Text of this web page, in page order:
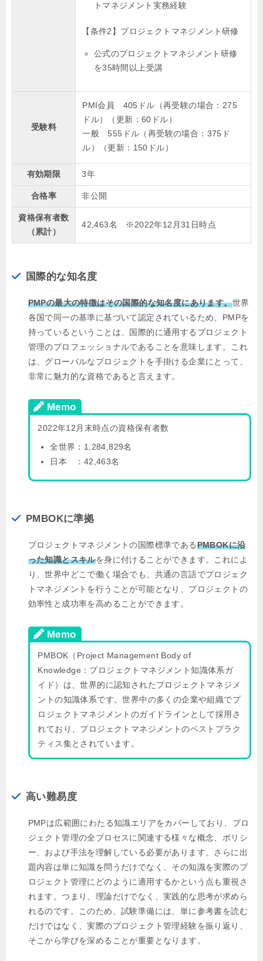
トマネジメント実務経験
【条件2】プロジェクトマネジメント研修
公式のプロジェクトマネジメント研修
を35時間以上受講
受験料
PMI会員 405ドル（再受験の場合：275
ドル）（更新：60ドル）
一般 555ドル（再受験の場合：375ド
ル）（更新：150ドル）
有効期限 3年
合格率 非公開
資格保有者数
（累計）
42,463名 ※2022年12月31日時点
国際的な知名度
PMPの最大の特徴はその国際的な知名度にあります。世界
各国で同一の基準に基づいて認定されているため、PMPを
持っているということは、国際的に通用するプロジェクト
管理のプロフェッショナルであることを意味します。これ
は、グローバルなプロジェクトを手掛ける企業にとって、
非常に魅力的な資格であると言えます。
Memo
2022年12月末時点の資格保有者数
全世界：1,284,829名
日本 ：42,463名
PMBOKに準拠
プロジェクトマネジメントの国際標準であるPMBOKに沿
った知識とスキルを身に付けることができます。これによ
り、世界中どこで働く場合でも、共通の言語でプロジェク
トマネジメントを行うことが可能となり、プロジェクトの
効率性と成功率を高めることができます。
Memo
PMBOK（Project Management Body of
Knowledge：プロジェクトマネジメント知識体系ガ
イド）は、世界的に認知されたプロジェクトマネジメ
ントの知識体系です。世界中の多くの企業や組織でプ
ロジェクトマネジメントのガイドラインとして採用さ
れており、プロジェクトマネジメントのベストプラク
ティス集とされています。
高い難易度
PMPは広範囲にわたる知識エリアをカバーしており、プロ
ジェクト管理の全プロセスに関連する様々な概念、ポリシ
ー、および手法を理解している必要があります。さらに出
題内容は単に知識を問うだけでなく、その知識を実際のプ
ロジェクト管理にどのように適用するかという点も重視さ
れます。つまり、理論だけでなく、実践的な思考が求めら
れるのです。このため、試験準備には、単に参考書を読む
だけではなく、実際のプロジェクト管理経験を振り返り、
そこから学びを深めることが重要となります。